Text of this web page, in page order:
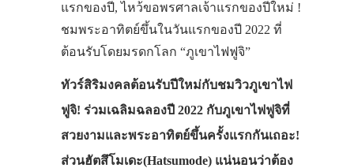
แรกของปี, ไหว้ขอพรศาลเจ้าแรกของปีใหม่ !
ชมพระอาทิตย์ขึ้นในวันแรกของปี 2022 ที่
ต้อนรับโดยมรดกโลก “ภูเขาไฟฟูจิ”
ทัวร์สิริมงคลต้อนรับปีใหม่กับชมวิวภูเขาไฟ
ฟูจิ! ร่วมเฉลิมฉลองปี 2022 กับภูเขาไฟฟูจิที่
สวยงามและพระอาทิตย์ขึ้นครั้งแรกกันเถอะ!
ส่วนฮัตสึโมเดะ(Hatsumode) แน่นอนว่าต้อง